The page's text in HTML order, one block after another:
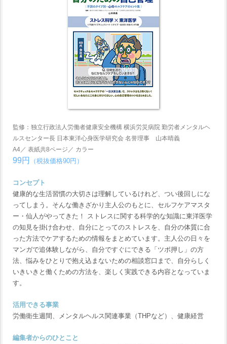
監修：独立行政法人労働者健康安全機構 横浜労災病院 勤労者メンタルヘ
ルスセンター長 日本東洋心身医学研究会 名誉理事 山本晴義
A4／ 表紙共8ページ／ カラー
99円 （税抜価格90円）
コンセプト
健康的な生活習慣の大切さは理解しているけれど、つい後回しにな
ってしまう。そんな働きざかり主人公のもとに、セルフケアマスタ
ー・仙人がやってきた！ ストレスに関する科学的な知識に東洋医学
の知見を掛け合わせ、自分にとってのストレスを、自分の体質に合
った方法でケアするための情報をまとめています。主人公の日々を
マンガで追体験しながら、自分ですぐにできる「ツボ押し」の方
法、悩みをひとりで抱え込まないための相談窓口まで、自分らしく
いきいきと働くための方法を、楽しく実践できる内容となっていま
す。
活用できる事業
労働衛生週間、メンタルヘルス関連事業（THPなど）、健康経営
編集者からのひとこと